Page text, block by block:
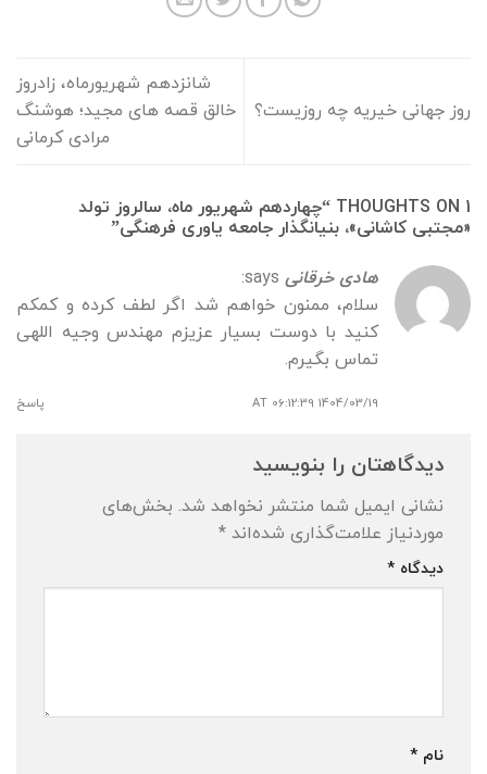
روز جهانی خیریه چه روزیست؟
شانزدهم شهریورماه، زادروز
خالق قصه های مجید؛ هوشنگ
مرادی کرمانی
1 THOUGHTS ON “
چهاردهم شهریور ماه، سالروز تولد
«مجتبی کاشانی»، بنیانگذار جامعه یاوری فرهنگی”
هادی خرقانی says:
سلام، ممنون خواهم شد اگر لطف کرده و کمکم
کنید با دوست بسیار عزیزم مهندس وجیه اللهی
تماس بگیرم.
1404/03/19 AT 06:12:39 پاسخ
دیدگاهتان را بنویسید
نشانی ایمیل شما منتشر نخواهد شد. بخش‌های
موردنیاز علامت‌گذاری شده‌اند *
دیدگاه *
نام *